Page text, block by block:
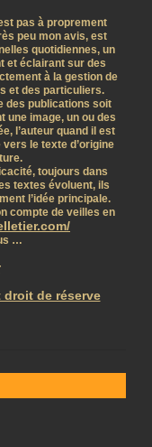
pas à proprement
peu mon avis, est
quotidiennes, un
et éclairant sur des
à la gestion de
et des particuliers.
des publications soit
une image, un ou des
l’auteur quand il est
le texte d’origine
toujours dans
textes évoluent, ils
l’idée principale.
compte de veilles en
…
de réserve